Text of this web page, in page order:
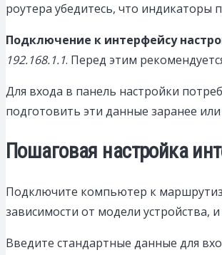
роутера убедитесь, что индикаторы
Подключение к интерфейсу
192.168.1.1. Перед этим
Для входа в панель настройки
подготовить эти данные заранее
Пошаговая настройка
Подключите компьютер к
зависимости от модели устройства,
Введите стандартные данные для